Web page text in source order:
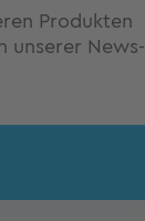
Produkten
unserer News-